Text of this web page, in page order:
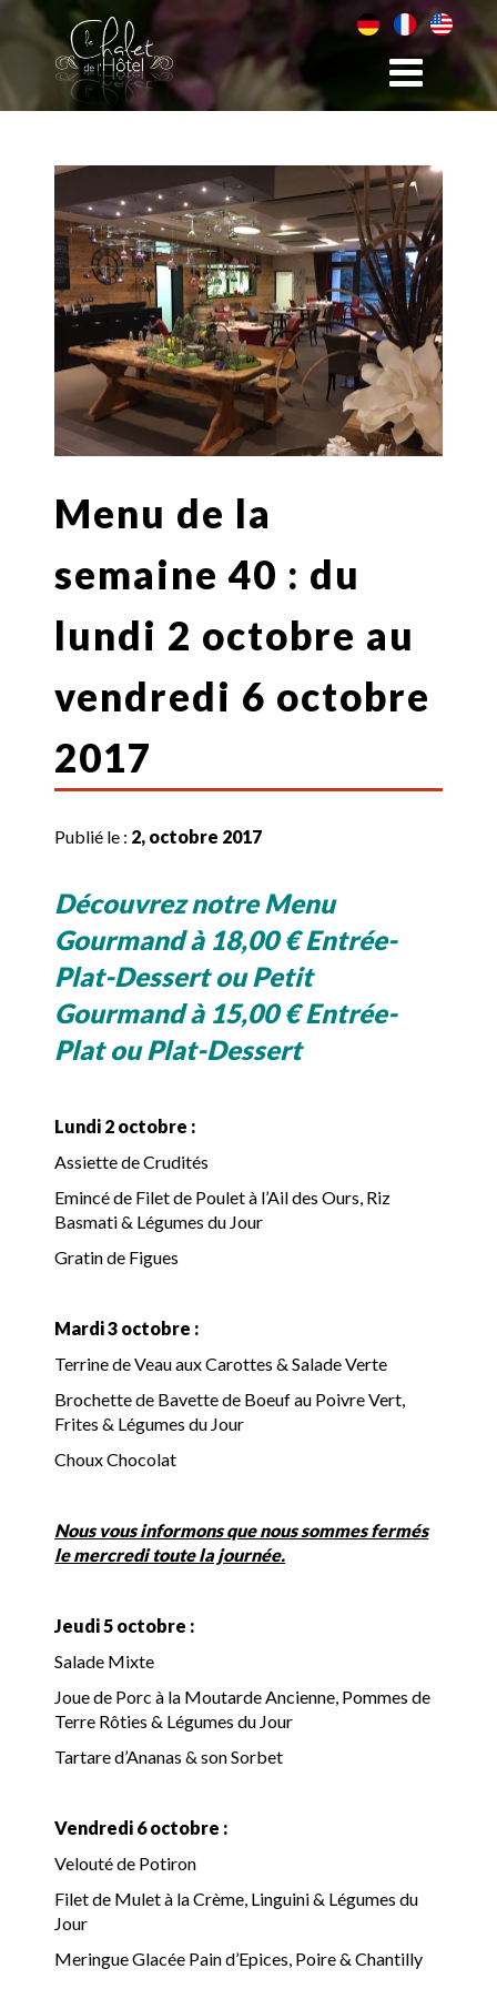
Menu de la
semaine 40 : du
lundi 2 octobre au
vendredi 6 octobre
2017
Publié le : 2, octobre 2017
Découvrez notre Menu
Gourmand à 18,00 € Entrée-
Plat-Dessert ou Petit
Gourmand à 15,00 € Entrée-
Plat ou Plat-Dessert
Lundi 2 octobre :
Assiette de Crudités
Emincé de Filet de Poulet à l’Ail des Ours, Riz
Basmati & Légumes du Jour
Gratin de Figues
Mardi 3 octobre :
Terrine de Veau aux Carottes & Salade Verte
Brochette de Bavette de Boeuf au Poivre Vert,
Frites & Légumes du Jour
Choux Chocolat
Nous vous informons que nous sommes fermés
le mercredi toute la journée.
Jeudi 5 octobre :
Salade Mixte
Joue de Porc à la Moutarde Ancienne, Pommes de
Terre Rôties & Légumes du Jour
Tartare d’Ananas & son Sorbet
Vendredi 6 octobre :
Velouté de Potiron
Filet de Mulet à la Crème, Linguini & Légumes du
Jour
Meringue Glacée Pain d’Epices, Poire & Chantilly